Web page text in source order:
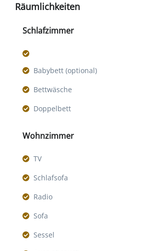
Räumlichkeiten
Schlafzimmer
Babybett (optional)
Bettwäsche
Doppelbett
Wohnzimmer
TV
Schlafsofa
Radio
Sofa
Sessel